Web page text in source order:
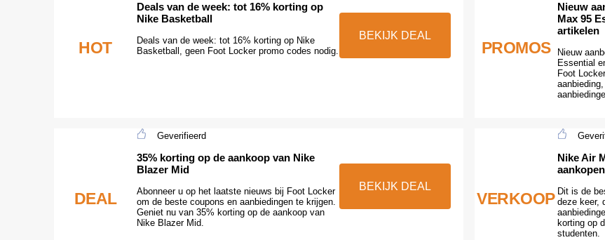
HOT
Deals van de week: tot 16% korting op
Nike Basketball
Deals van de week: tot 16% korting op Nike
Basketball, geen Foot Locker promo codes nodig.
BEKIJK DEAL
PROMOS
Nieuw
Max 95
artikelen
Nieuw
Essential
Foot
DEAL
Geverifieerd
35% korting op de aankoop van Nike
Blazer Mid
Abonneer u op het laatste nieuws bij Foot Locker
om de beste coupons en aanbiedingen te krijgen.
Geniet nu van 35% korting op de aankoop van
Nike Blazer Mid.
BEKIJK DEAL
VERKOOP
Nike Air
Dit is de
deze keer,
korting op
studenten.